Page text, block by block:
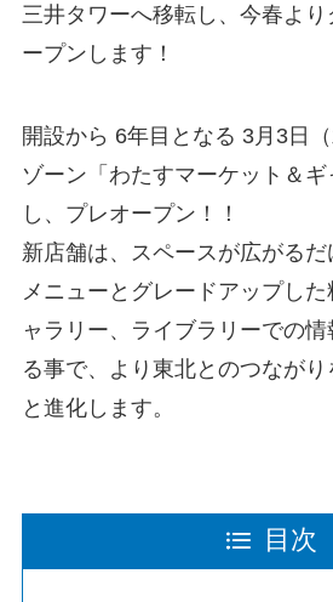
三井タワーへ移転し、今春よ
ープンします！
開設から 6年目となる 3月3日
ゾーン「わたすマーケット＆
し、プレオープン！！
新店舗は、スペースが広がる
メニューとグレードアップし
ャラリー、ライブラリーでの
る事で、より東北とのつなが
と進化します。
目次